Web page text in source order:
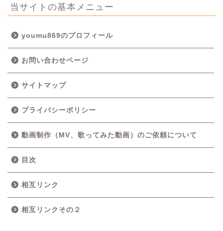
当サイトの基本メニュー
youmu869のプロフィール
お問い合わせページ
サイトマップ
プライバシーポリシー
動画制作（MV、歌ってみた動画）のご依頼について
目次
相互リンク
相互リンクその２